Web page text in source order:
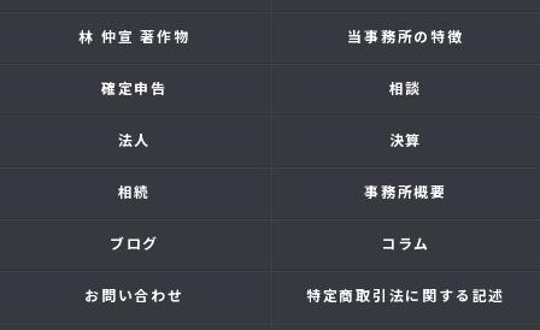
林 仲宣 著作物 当事務所の特徴
確定申告 相談
法人 決算
相続 事務所概要
ブログ コラム
お問い合わせ 特定商取引法に関する記述